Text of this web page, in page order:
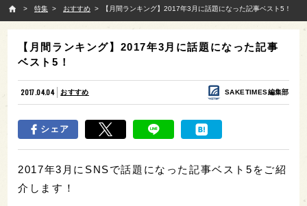
特集
おすすめ 【月間ランキング】2017年3月に話題になった記事ベスト5！
【月間ランキング】2017年3月に話題になった記事
ベスト5！
2017.04.04 おすすめ SAKETIMES編集部
シェア
2017年3月にSNSで話題になった記事ベスト5をご紹
介します！